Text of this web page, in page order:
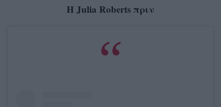
Η Julia Roberts πριν